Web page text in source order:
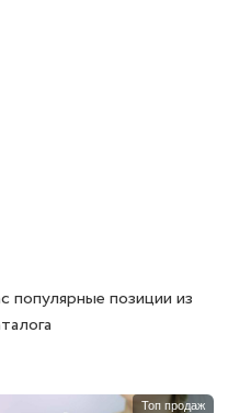
популярные позиции из
Топ продаж